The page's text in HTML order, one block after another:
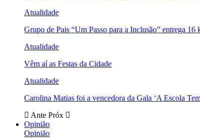
Atualidade
Grupo de Pais “Um Passo para a Inclusão” entrega
Atualidade
Vêm aí as Festas da Cidade
Atualidade
Carolina Matias foi a vencedora da Gala ‘A Escola
Ante Próx
Opinião
Opinião